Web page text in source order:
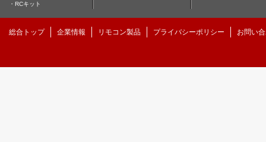
・RCキット
総合トップ 企業情報 リモコン製品 プライバシーポリシー お問い